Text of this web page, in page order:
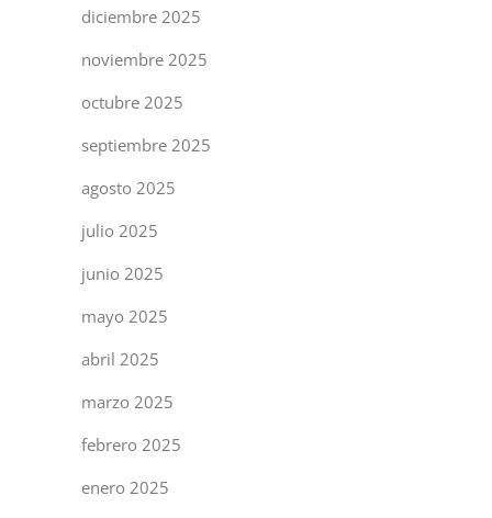
diciembre 2025
noviembre 2025
octubre 2025
septiembre 2025
agosto 2025
julio 2025
junio 2025
mayo 2025
abril 2025
marzo 2025
febrero 2025
enero 2025